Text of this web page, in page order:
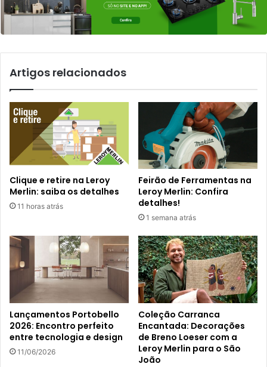
Artigos relacionados
Clique e retire na Leroy
Merlin: saiba os detalhes
11 horas atrás
Feirão de Ferramentas na
Leroy Merlin: Confira
detalhes!
1 semana atrás
Lançamentos Portobello
2026: Encontro perfeito
entre tecnologia e design
11/06/2026
Coleção Carranca
Encantada: Decorações
de Breno Loeser com a
Leroy Merlin para o São
João